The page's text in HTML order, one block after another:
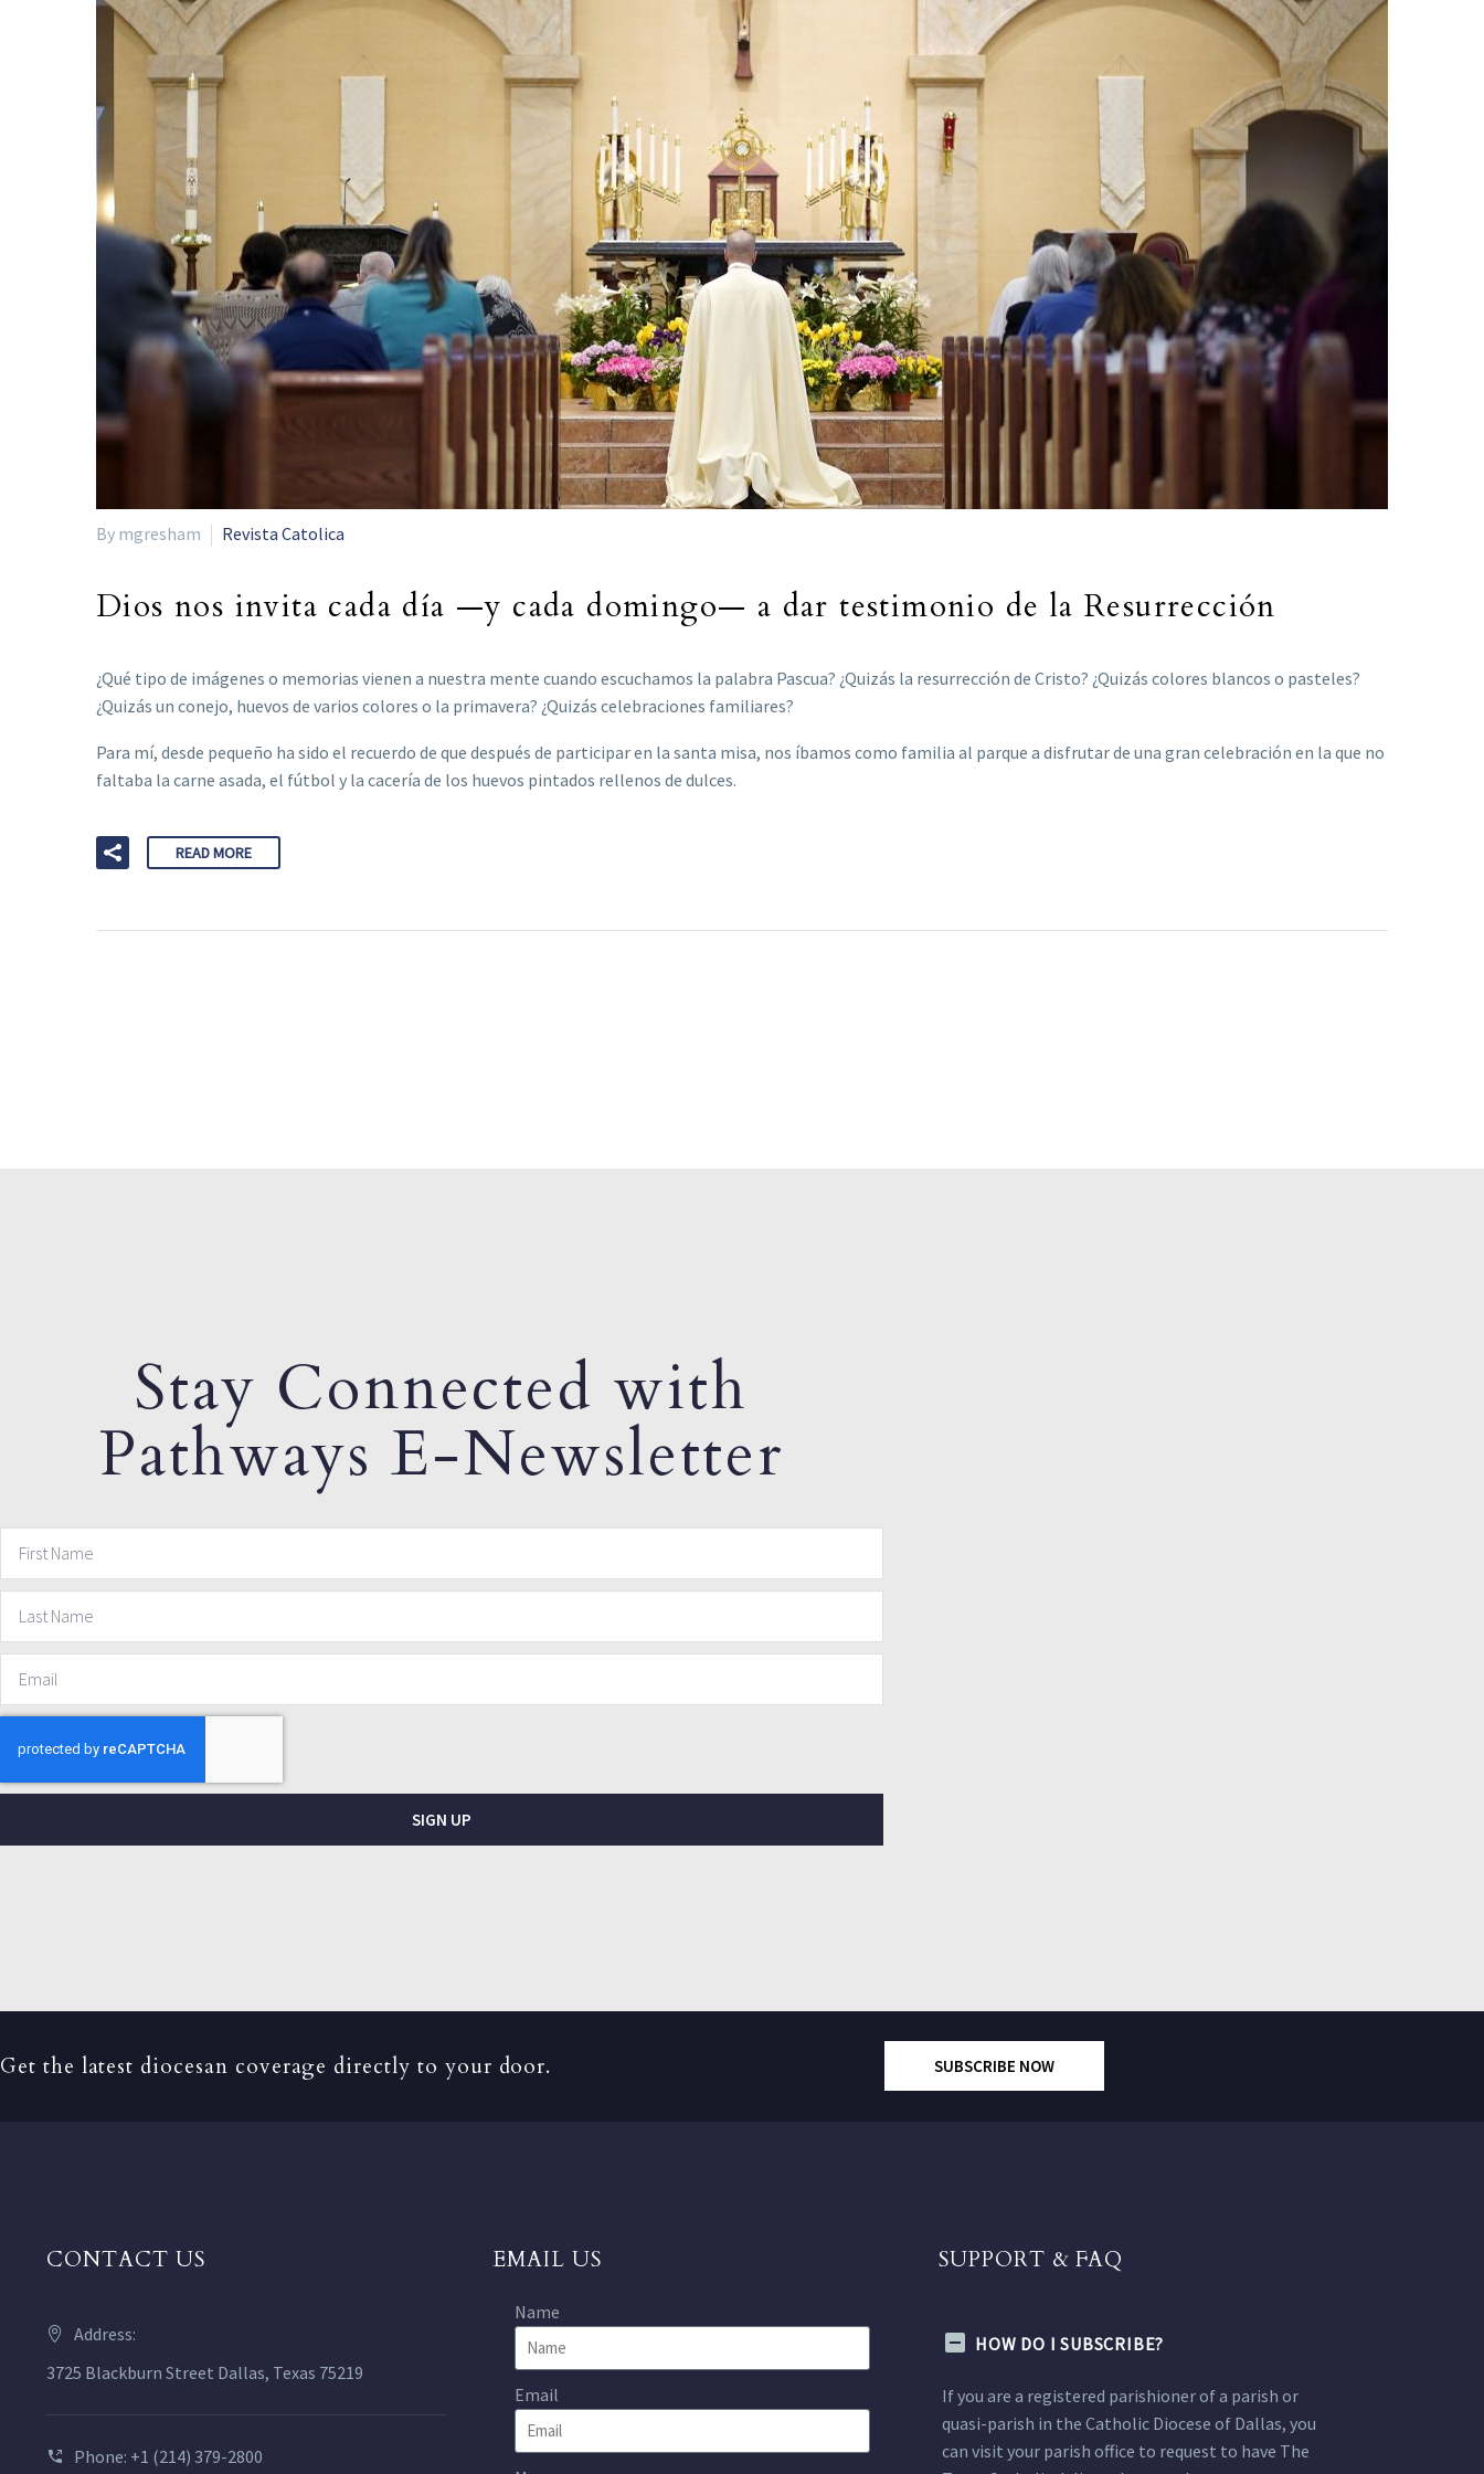
By mgresham Revista Catolica
Dios nos invita cada día —y cada domingo— a dar testimonio de la Resurrección
¿Qué tipo de imágenes o memorias vienen a nuestra mente cuando escuchamos la palabra Pascua? ¿Quizás la resurrección de Cristo? ¿Quizás colores blancos o pasteles?
¿Quizás un conejo, huevos de varios colores o la primavera? ¿Quizás celebraciones familiares?
Para mí, desde pequeño ha sido el recuerdo de que después de participar en la santa misa, nos íbamos como familia al parque a disfrutar de una gran celebración en la que no
faltaba la carne asada, el fútbol y la cacería de los huevos pintados rellenos de dulces.
READ MORE
Stay Connected with
Pathways E-Newsletter
SIGN UP
Get the latest diocesan coverage directly to your door. SUBSCRIBE NOW
CONTACT US
Address:
3725 Blackburn Street Dallas, Texas 75219
Phone: +1 (214) 379-2800
EMAIL US
Name
Email
SUPPORT & FAQ
HOW DO I SUBSCRIBE?
If you are a registered parishioner of a parish or
quasi-parish in the Catholic Diocese of Dallas, you
can visit your parish office to request to have The